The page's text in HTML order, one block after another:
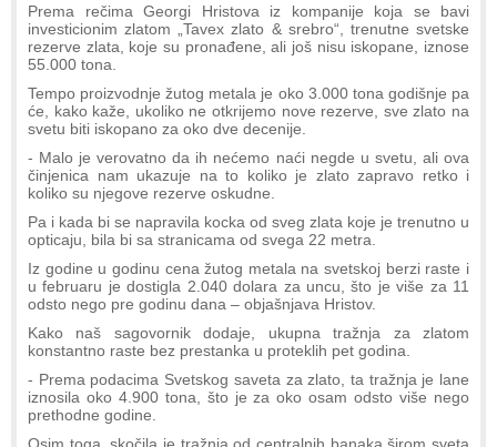
Prema rečima Georgi Hristova iz kompanije koja se bavi
investicionim zlatom „Tavex zlato & srebro“, trenutne svetske
rezerve zlata, koje su pronađene, ali još nisu iskopane, iznose
55.000 tona.
Tempo proizvodnje žutog metala je oko 3.000 tona godišnje pa
će, kako kaže, ukoliko ne otkrijemo nove rezerve, sve zlato na
svetu biti iskopano za oko dve decenije.
- Malo je verovatno da ih nećemo naći negde u svetu, ali ova
činjenica nam ukazuje na to koliko je zlato zapravo retko i
koliko su njegove rezerve oskudne.
Pa i kada bi se napravila kocka od sveg zlata koje je trenutno u
opticaju, bila bi sa stranicama od svega 22 metra.
Iz godine u godinu cena žutog metala na svetskoj berzi raste i
u februaru je dostigla 2.040 dolara za uncu, što je više za 11
odsto nego pre godinu dana – objašnjava Hristov.
Kako naš sagovornik dodaje, ukupna tražnja za zlatom
konstantno raste bez prestanka u proteklih pet godina.
- Prema podacima Svetskog saveta za zlato, ta tražnja je lane
iznosila oko 4.900 tona, što je za oko osam odsto više nego
prethodne godine.
Osim toga, skočila je tražnja od centralnih banaka širom sveta